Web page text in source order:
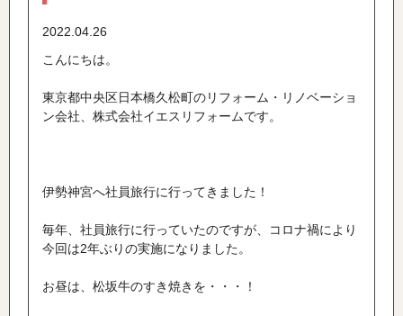
2022.04.26
こんにちは。
東京都中央区日本橋久松町のリフォーム・リノベーショ
ン会社、株式会社イエスリフォームです。
伊勢神宮へ社員旅行に行ってきました！
毎年、社員旅行に行っていたのですが、コロナ禍により
今回は2年ぶりの実施になりました。
お昼は、松坂牛のすき焼きを・・・！